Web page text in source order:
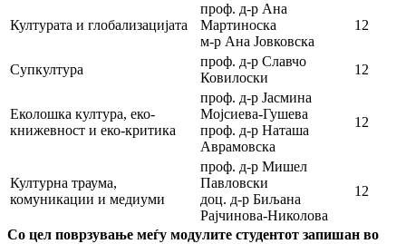
Културата и глобализацијата
проф. д-р Ана
Мартиноска
м-р Ана Јовковска
12
Супкултура
проф. д-р Славчо
Ковилоски
12
Еколошка култура, еко-
книжевност и еко-критика
проф. д-р Јасмина
Мојсиева-Гушева
проф. д-р Наташа
Аврамовска
12
Културна траума,
комуникации и медиуми
проф. д-р Мишел
Павловски
доц. д-р Биљана
Рајчинова-Николова
12
Со цел поврзување меѓу модулите студентот запишан во